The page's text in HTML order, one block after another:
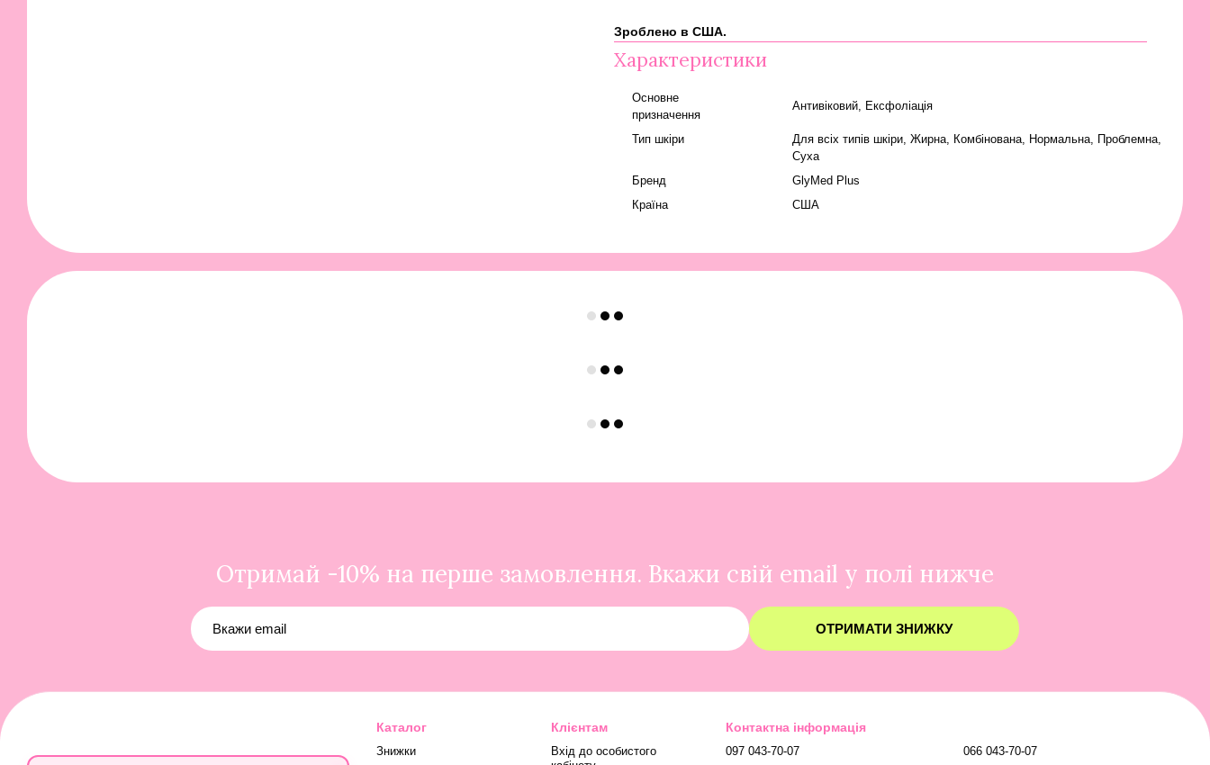
Зроблено в США.
Характеристики
Основне
призначення
Антивіковий, Ексфоліація
Тип шкіри Для всіх типів шкіри, Жирна, Комбінована, Нормальна, Проблемна,
Суха
Бренд
GlyMed Plus
Країна
США
Отримай -10% на перше замовлення. Вкажи свій email у полі нижче
ОТРИМАТИ ЗНИЖКУ
Каталог
Знижки
Клієнтам
Вхід до особистого
Контактна інформація
097 043-70-07 066 043-70-07